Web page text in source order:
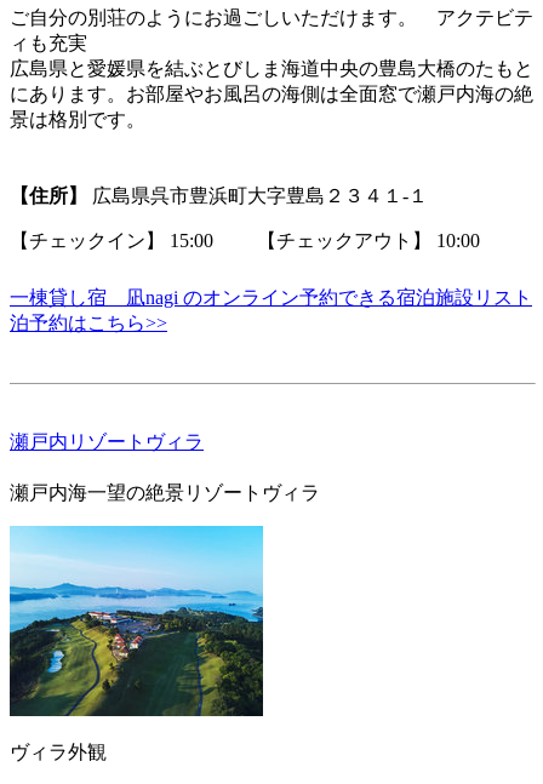
ご自分の別荘のようにお過ごしいただけます。 アクテビテ
ィも充実
広島県と愛媛県を結ぶとびしま海道中央の豊島大橋のたもと
にあります。お部屋やお風呂の海側は全面窓で瀬戸内海の絶
景は格別です。
【住所】 広島県呉市豊浜町大字豊島２３４１‐１
【チェックイン】 15:00 【チェックアウト】 10:00
一棟貸し宿 凪nagi のオンライン予約できる宿泊施設リスト
泊予約はこちら>>
瀬戸内リゾートヴィラ
瀬戸内海一望の絶景リゾートヴィラ
ヴィラ外観